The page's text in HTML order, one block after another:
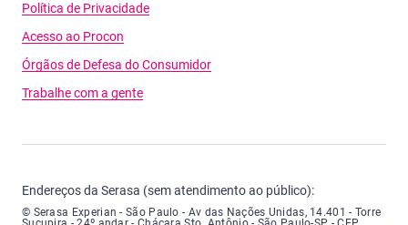
Política de Privacidade
Acesso ao Procon
Órgãos de Defesa do Consumidor
Trabalhe com a gente
Endereços da Serasa (sem atendimento ao público):
Serasa Experian - São Paulo - Endereço: Avenida das Nações Unidas,
© Serasa Experian - São Paulo - Av das Nações Unidas, 14.401 - Torre